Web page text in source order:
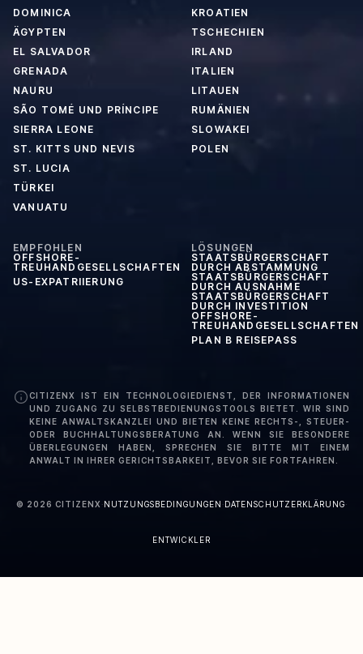
DOMINICA
ÄGYPTEN
EL SALVADOR
GRENADA
NAURU
SÃO TOMÉ UND PRÍNCIPE
SIERRA LEONE
ST. KITTS UND NEVIS
ST. LUCIA
TÜRKEI
VANUATU
KROATIEN
TSCHECHIEN
IRLAND
ITALIEN
LITAUEN
RUMÄNIEN
SLOWAKEI
POLEN
EMPFOHLEN
OFFSHORE-
TREUHANDGESELLSCHAFTEN
US-EXPATRIIERUNG
LÖSUNGEN
STAATSBÜRGERSCHAFT
DURCH ABSTAMMUNG
STAATSBÜRGERSCHAFT
DURCH AUSNAHME
STAATSBÜRGERSCHAFT
DURCH INVESTITION
OFFSHORE-
TREUHANDGESELLSCHAFTEN
PLAN B REISEPASS
CITIZENX IST EIN TECHNOLOGIEDIENST, DER INFORMATIONEN
UND ZUGANG ZU SELBSTBEDIENUNGSTOOLS BIETET. WIR SIND
KEINE ANWALTSKANZLEI UND BIETEN KEINE RECHTS-, STEUER-
ODER BUCHHALTUNGSBERATUNG AN. WENN SIE BESONDERE
ÜBERLEGUNGEN HABEN, SPRECHEN SIE BITTE MIT EINEM
ANWALT IN IHRER GERICHTSBARKEIT, BEVOR SIE FORTFAHREN.
© 2026 CITIZENX ·NUTZUNGSBEDINGUNGEN ·DATENSCHUTZERKLÄRUNG·
ENTWICKLER